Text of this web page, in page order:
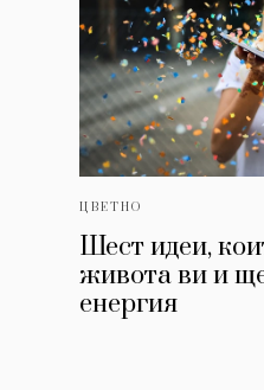
ЦВЕТНО
Шест идеи,
живота ви и
енергия